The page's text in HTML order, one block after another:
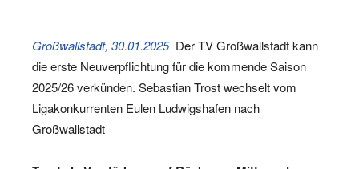
Großwallstadt, 30.01.2025 Der TV Großwallstadt kann
die erste Neuverpflichtung für die kommende Saison
2025/26 verkünden. Sebastian Trost wechselt vom
Ligakonkurrenten Eulen Ludwigshafen nach
Großwallstadt